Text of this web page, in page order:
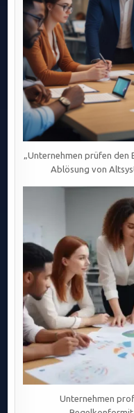
„Unternehmen prüfen
Ablösung von
Unternehmen